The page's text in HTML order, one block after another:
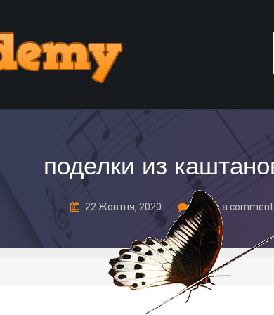
поделки из
22 Жовтня, 2020 Leave a comment